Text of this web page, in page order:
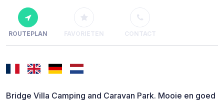
ROUTEPLAN FAVORIETEN CONTACT
Bridge Villa Camping and Caravan Park. Mooie en goed